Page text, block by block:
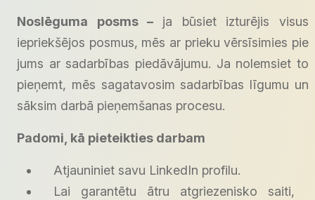
Noslēguma posms – ja būsiet izturējis visus
iepriekšējos posmus, mēs ar prieku vērsīsimies pie
jums ar sadarbības piedāvājumu. Ja nolemsiet to
pieņemt, mēs sagatavosim sadarbības līgumu un
sāksim darbā pieņemšanas procesu.
Padomi, kā pieteikties darbam
Atjauniniet savu LinkedIn profilu.
Lai garantētu ātru atgriezenisko saiti,